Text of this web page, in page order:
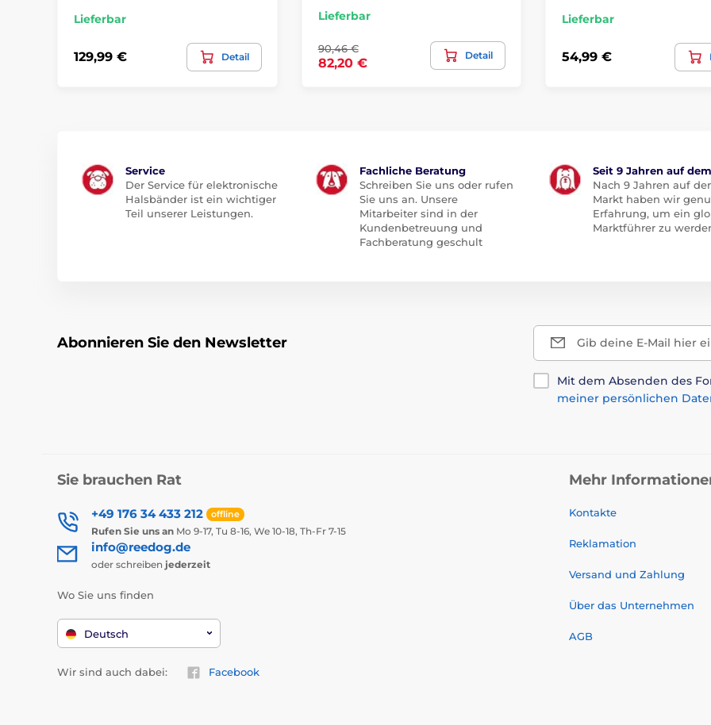
Lieferbar
129,99 € Detail
Lieferbar
90,46 €
82,20 €
Detail
Lieferbar
54,99 €
Service
Der Service für elektronische
Halsbänder ist ein wichtiger
Teil unserer Leistungen.
Fachliche Beratung
Schreiben Sie uns oder rufen
Sie uns an. Unsere
Mitarbeiter sind in der
Kundenbetreuung und
Fachberatung geschult
Seit 9 Jahren auf
Nach 9 Jahren auf
Markt haben wir
Erfahrung, um ein
Marktführer zu
Abonnieren Sie den Newsletter Gib deine E-Mail hier
Mit dem Absenden des
meiner persönlichen
Sie brauchen Rat
+49 176 34 433 212 offline
Rufen Sie uns an Mo 9-17, Tu 8-16, We 10-18, Th-Fr 7-15
info@reedog.de
oder schreiben jederzeit
Wo Sie uns finden
Deutsch
Wir sind auch dabei: Facebook
Mehr
Kontakte
Reklamation
Versand und Zahlung
Über das Unternehmen
AGB